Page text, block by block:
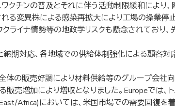
クチンの普及とそれに伴う活動制限緩和により
る変異株による感染再拡大により工場の操業
ライナ情勢等の地政学リスクも懸念されており
期対応、各地域での供給体制強化による顧客対
体の販売好調により材料供給等のグループ会社
売増加により増収となりました。Europeでは
Africa)においては、米国市場での需要回復を